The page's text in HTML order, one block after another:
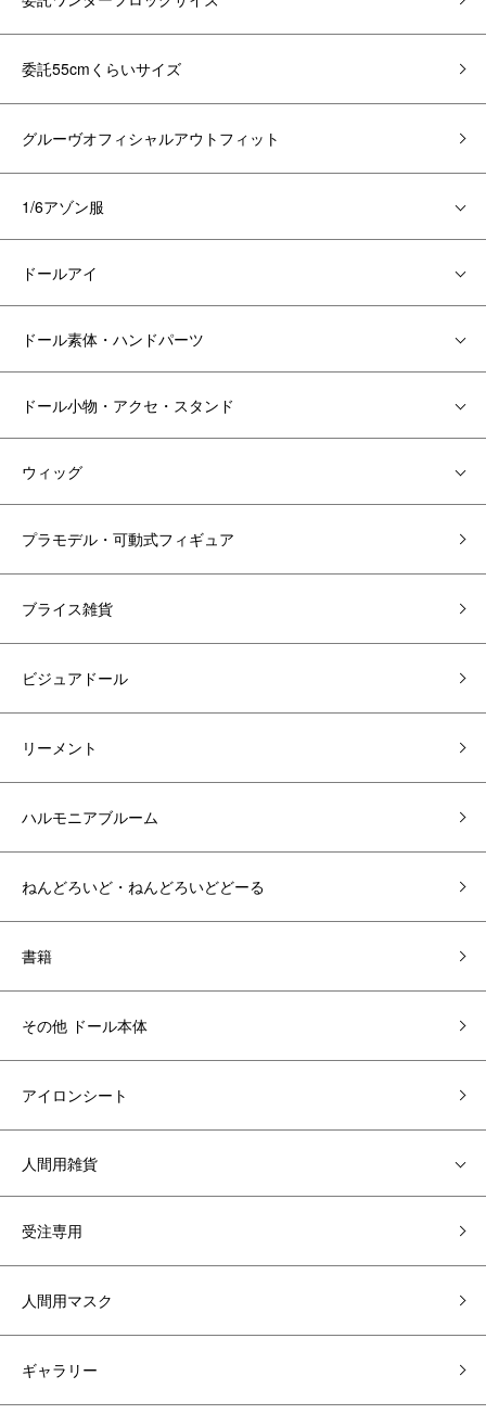
委託55cmくらいサイズ
グルーヴオフィシャルアウトフィット
1/6アゾン服
ドールアイ
ドール素体・ハンドパーツ
ドール小物・アクセ・スタンド
ウィッグ
プラモデル・可動式フィギュア
ブライス雑貨
ビジュアドール
リーメント
ハルモニアブルーム
ねんどろいど・ねんどろいどどーる
書籍
その他 ドール本体
アイロンシート
人間用雑貨
受注専用
人間用マスク
ギャラリー